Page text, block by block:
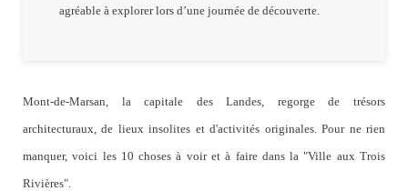
agréable à explorer lors d’une journée de découverte.
Mont-de-Marsan, la capitale desLandes,
regorge de trésors
architecturaux, de lieux insolites et d'activités originales. Pour ne rien
manquer, voici les 10 choses à voir et à faire dans la "Ville aux Trois
Rivières".